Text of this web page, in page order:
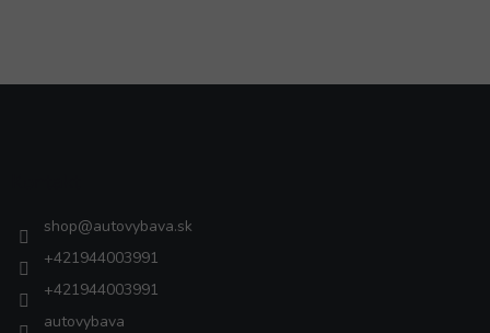
shop@autovybava.sk
+421944003991
+421944003991
autovybava